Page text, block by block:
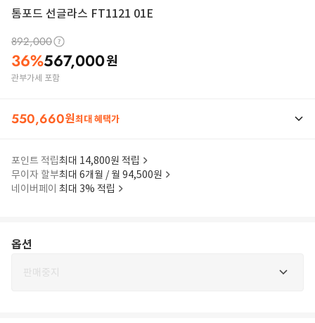
톰포드 선글라스 FT1121 01E
892,000
36%567,000원
관부가세 포함
550,660원최대 혜택가
포인트 적립최대 14,800원 적립
무이자 할부최대 6개월 / 월 94,500원
네이버페이 최대 3% 적립
옵션
판매중지